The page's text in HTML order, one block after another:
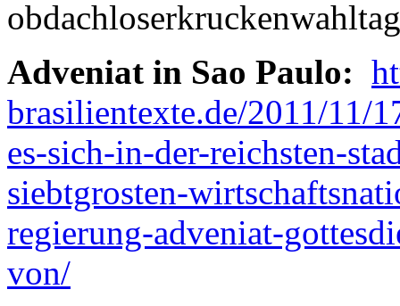
Adveniat in Sao Paulo:
brasilientexte.de/2011/11/
es-sich-in-der-reichsten-
siebtgrosten-
regierung-adveniat-
von/